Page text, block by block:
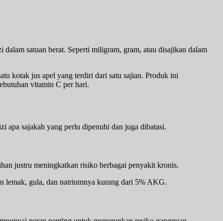
satuan berat. Seperti miligram, gram, atau disajikan dalam
kotak jus apel yang terdiri dari satu sajian. Produk ini
vitamin C per hari.
apa sajakah yang perlu dipenuhi dan juga dibatasi.
justru meningkatkan risiko berbagai penyakit kronis.
lemak, gula, dan natriumnya kurang dari 5% AKG.